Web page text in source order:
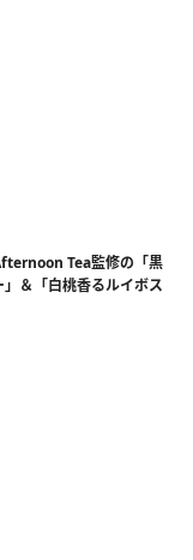
Tea監修の「黒
＆「白桃香るルイボス